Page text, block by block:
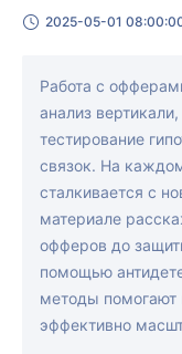
2025-05-01
Работа с
анализ
тестирование
связок. На
сталкивается с
материале
офферов до
помощью
методы помогают
эффективно